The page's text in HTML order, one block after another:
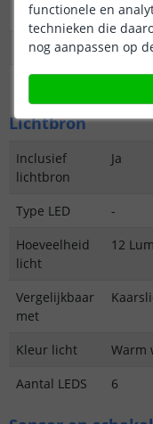
Hoogte
7
Breedte
10
Diepte
Lichtbron
Inclusief
lichtbron
Ja
Type LED
-
Hoeveelheid
licht
12
Vergelijkbaar
met
Kleur licht
Warm
Aantal LEDS
6
functionele en
technieken die
nog aanpassen op